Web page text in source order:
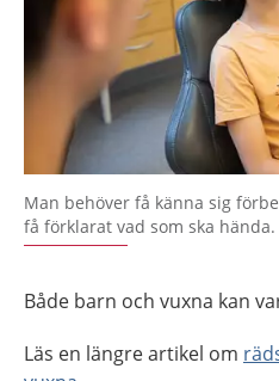
Man behöver få känna sig
få förklarat vad som ska hända.
Både barn och vuxna kan
Läs en längre artikel om